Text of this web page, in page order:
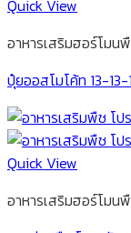
Quick View
อาหารเสริมฮอร์โมน
ปุ๋ยออสโมโค้ท 13-
Quick View
อาหารเสริมฮอร์โมน